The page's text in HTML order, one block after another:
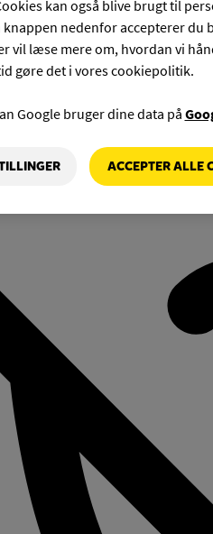
kan også blive brugt til
nedenfor accepterer du
vil læse mere om, hvordan vi
gøre det i vores cookiepolitik.
Google bruger dine data på
ACCEPTER ALLE